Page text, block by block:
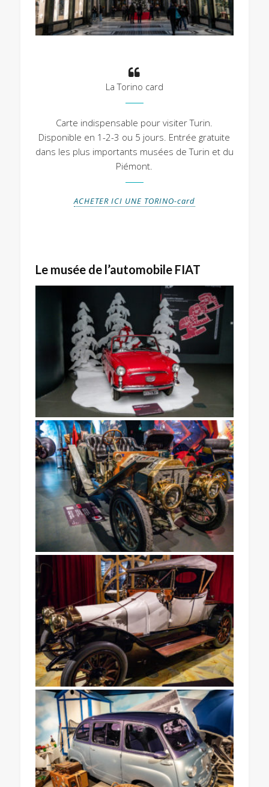
La Torino card
Carte indispensable pour visiter Turin.
Disponible en 1-2-3 ou 5 jours. Entrée gratuite
dans les plus importants musées de Turin et du
Piémont.
ACHETER ICI UNE TORINO-card
Le musée de l’automobile FIAT